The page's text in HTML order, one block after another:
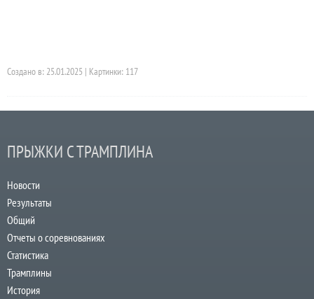
Создано в: 25.01.2025 | Картинки: 117
ПРЫЖКИ С ТРАМПЛИНА
Новости
Результаты
Общий
Отчеты о соревнованиях
Статистика
Трамплины
История